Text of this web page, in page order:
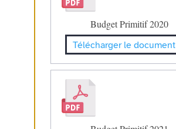
Budget Primitif 2020
Télécharger le document